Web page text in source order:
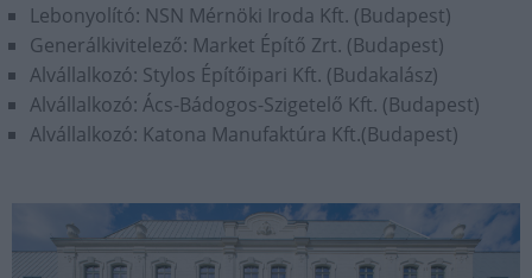
Lebonyolító: NSN Mérnöki Iroda Kft. (Budapest)
Generálkivitelező: Market Építő Zrt. (Budapest)
Alvállalkozó: Stylos Építőipari Kft. (Budakalász)
Alvállalkozó: Ács-Bádogos-Szigetelő Kft. (Budapest)
Alvállalkozó: Katona Manufaktúra Kft.(Budapest)